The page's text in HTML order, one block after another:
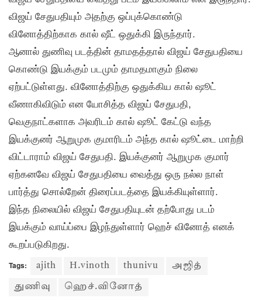
விஜய் சேதுபதியும் அதற்கு ஒப்புக்கொண்டு
வினோத்திற்காக கால் ஷீட் ஒதுக்கி இருந்தார்.
ஆனால் துணிவு படத்தின் தாமதத்தால் விஜய் சேதுபதியை
கொண்டு இயக்கும் படமும் தாமதமாகும் நிலை
ஏற்பட்டுள்ளது. வினோத்திற்கு ஒதுக்கிய கால் ஷூட்
வீணாகிவிடும் என யோசித்த விஜய் சேதுபதி,
வெகுநாட்களாக அவரிடம் கால் ஷூட் கேட்டு வந்த
இயக்குனர் ஆறுமுக குமாரிடம் அந்த கால் ஷூட்டை மாற்றி
விட்டாராம் விஜய் சேதுபதி. இயக்குனர் ஆறுமுக குமார்
ஏற்கனவே விஜய் சேதுபதியை வைத்து ஒரு நல்ல நாள்
பார்த்து சொல்றேன் திரைப்படத்தை இயக்கியுள்ளார்.
இந்த நிலையில் விஜய் சேதுபதியுடன் தற்போது படம்
இயக்கும் வாய்ப்பை இழந்துள்ளார் ஹெச் வினோத் எனக்
கூறப்படுகிறது.
Tags: ajith H.vinoth thunivu அஜித்
துணிவு ஹெச்.வினோத்